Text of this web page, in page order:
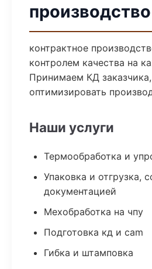
контрактное
контролем качества на
Принимаем КД
оптимизировать
Наши услуги
Термообработка и
Упаковка и отгрузка,
документацией
Мехобработка на чпу
Подготовка кд и cam
Гибка и штамповка